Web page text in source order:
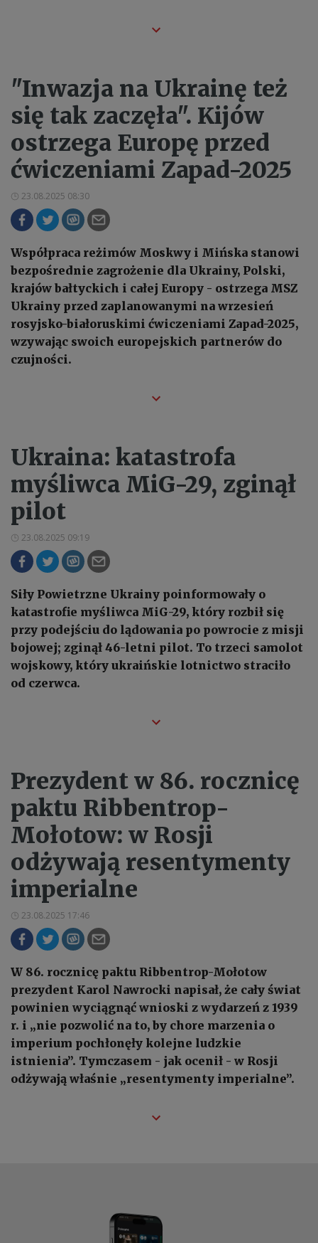
"Inwazja na Ukrainę też
się tak zaczęła". Kijów
ostrzega Europę przed
ćwiczeniami Zapad-2025
23.08.2025 08:30
Współpraca reżimów Moskwy i Mińska stanowi
bezpośrednie zagrożenie dla Ukrainy, Polski,
krajów bałtyckich i całej Europy - ostrzega MSZ
Ukrainy przed zaplanowanymi na wrzesień
rosyjsko-białoruskimi ćwiczeniami Zapad-2025,
wzywając swoich europejskich partnerów do
czujności.
Ukraina: katastrofa
myśliwca MiG-29, zginął
pilot
23.08.2025 09:19
Siły Powietrzne Ukrainy poinformowały o
katastrofie myśliwca MiG-29, który rozbił się
przy podejściu do lądowania po powrocie z misji
bojowej; zginął 46-letni pilot. To trzeci samolot
wojskowy, który ukraińskie lotnictwo straciło
od czerwca.
Prezydent w 86. rocznicę
paktu Ribbentrop-
Mołotow: w Rosji
odżywają resentymenty
imperialne
23.08.2025 17:46
W 86. rocznicę paktu Ribbentrop-Mołotow
prezydent Karol Nawrocki napisał, że cały świat
powinien wyciągnąć wnioski z wydarzeń z 1939
r. i „nie pozwolić na to, by chore marzenia o
imperium pochłonęły kolejne ludzkie
istnienia”. Tymczasem - jak ocenił - w Rosji
odżywają właśnie „resentymenty imperialne”.